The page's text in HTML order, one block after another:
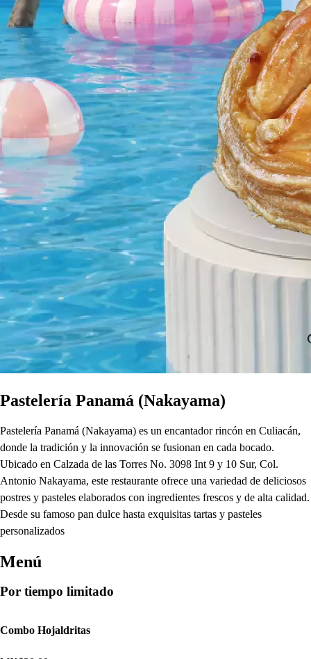
Pastelería Panamá (Nakayama)
Pastelería Panamá (Nakayama) es un encantador rincón en Culiacán,
donde la tradición y la innovación se fusionan en cada bocado.
Ubicado en Calzada de las Torres No. 3098 Int 9 y 10 Sur, Col.
Antonio Nakayama, este restaurante ofrece una variedad de deliciosos
postres y pasteles elaborados con ingredientes frescos y de alta calidad.
Desde su famoso pan dulce hasta exquisitas tartas y pasteles
personalizados
Menú
Por tiempo limitado
Combo Hojaldritas